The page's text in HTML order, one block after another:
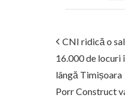
CNI ridică o
16.000 de locuri
lângă Timișoara
Porr Construct